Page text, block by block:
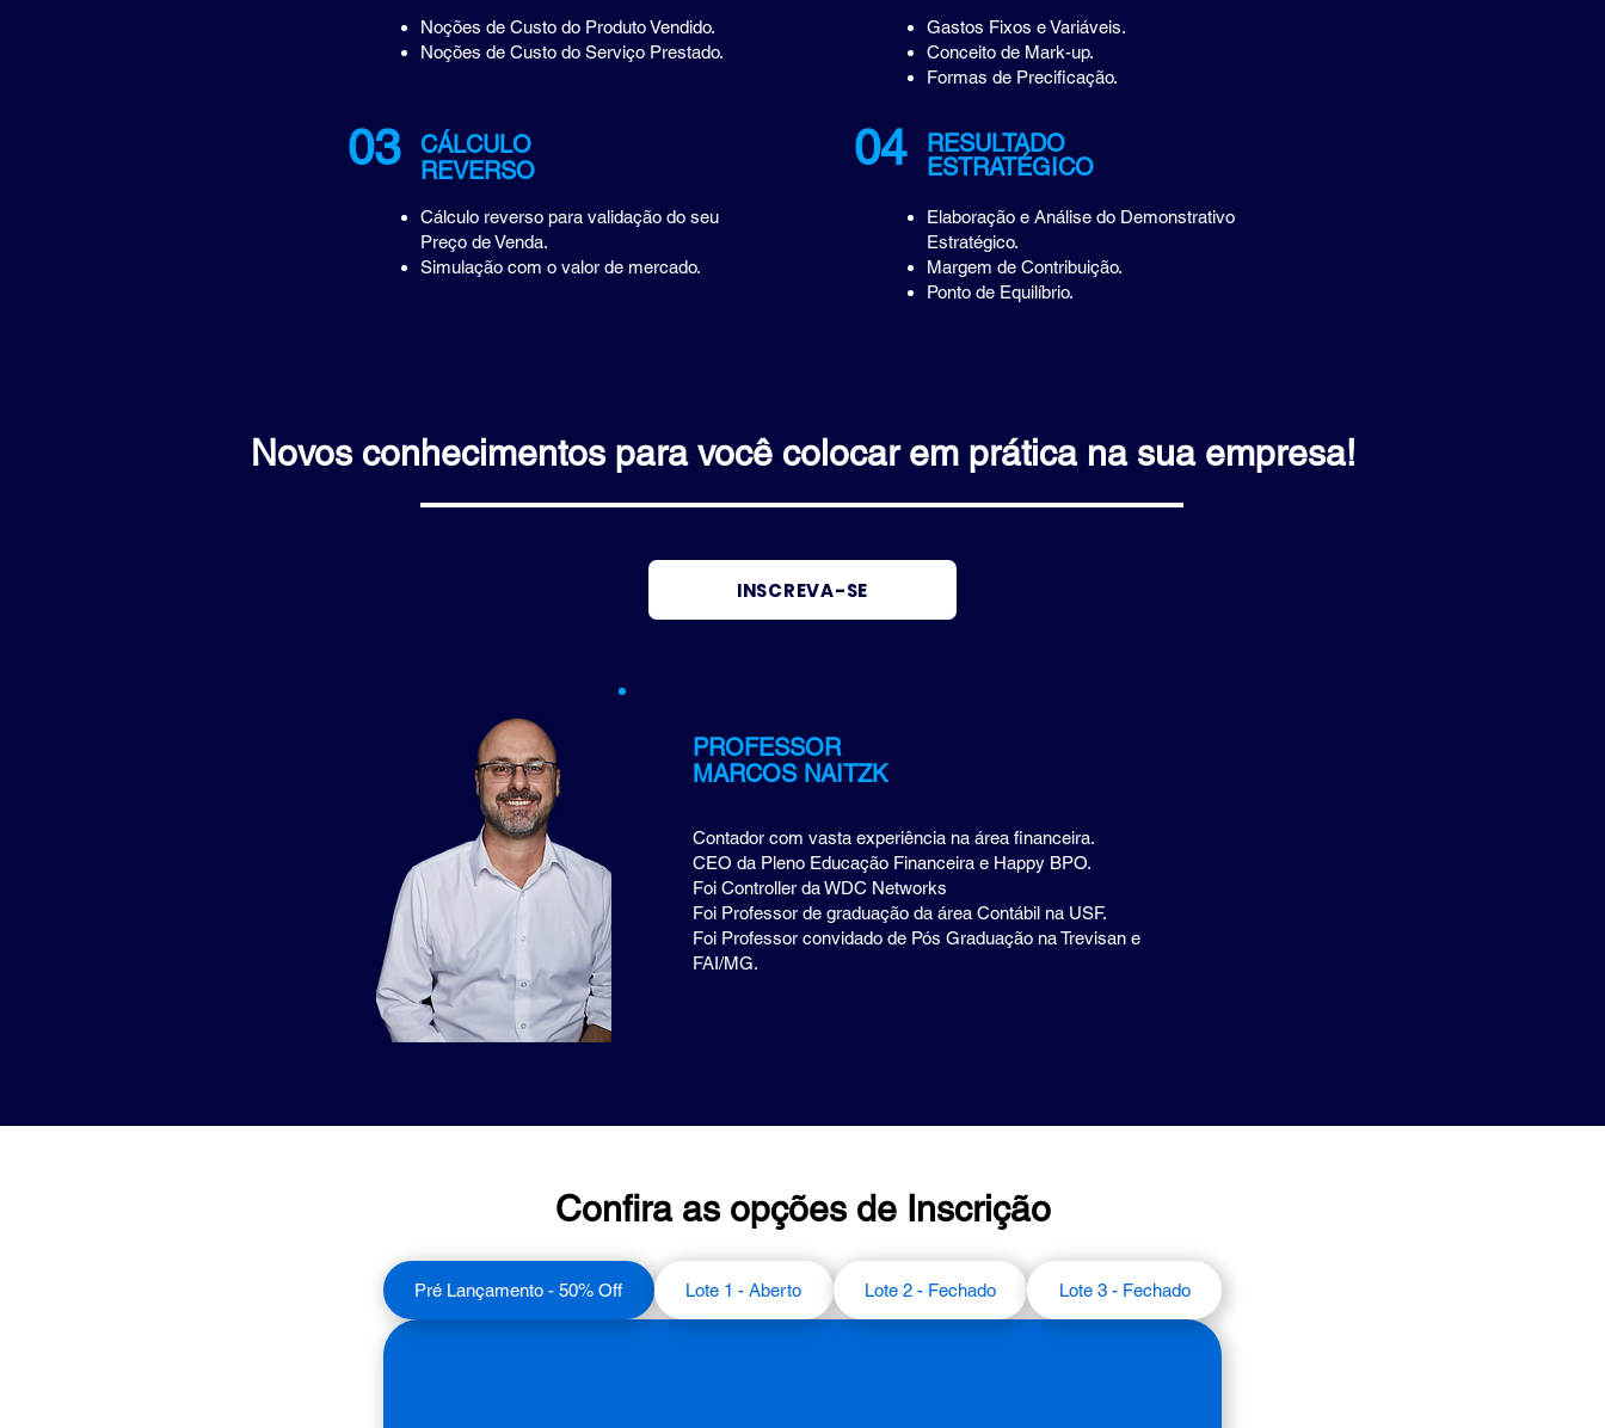
Noções de Custo do Produto Vendido.
Noções de Custo do Serviço Prestado.
03
CÁLCULO
REVERSO
Cálculo reverso para validação do seu
Preço de Venda.
Simulação com o valor de mercado.
Gastos Fixos e Variáveis.
Conceito de Mark-up.
Formas de Precificação.
04
RESULTADO
ESTRATÉGICO
Elaboração e Análise do Demonstrativo
Estratégico.
Margem de Contribuição.
Ponto de Equilíbrio.
Novos conhecimentos para você colocar em prática na sua empresa!
INSCREVA-SE
PROFESSOR
MARCOS NAITZK
Contador com vasta experiência na área financeira.
CEO da Pleno Educação Financeira e Happy BPO.
Foi Controller da WDC Networks
Foi Professor de graduação da área Contábil na USF.
Foi Professor convidado de Pós Graduação na Trevisan e
FAI/MG.
Confira as opções de Inscrição
Pré Lançamento - 50% Off Lote 1 - Aberto Lote 2 - Fechado Lote 3 - Fechado